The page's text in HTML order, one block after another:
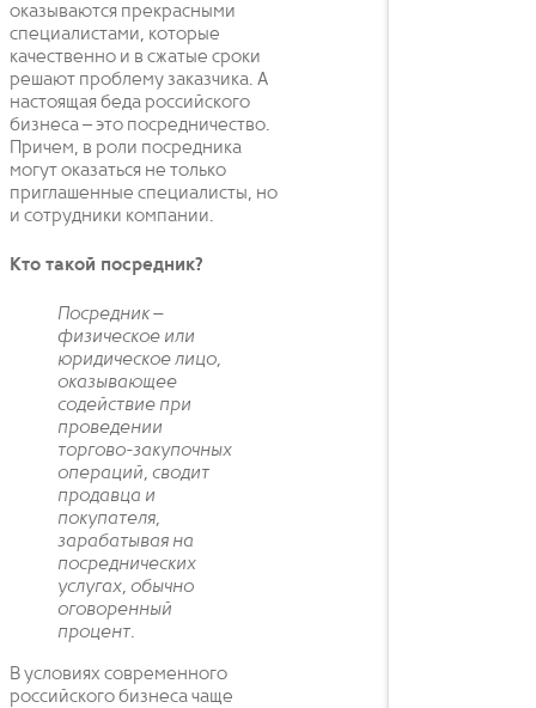
оказываются прекрасными
специалистами, которые
качественно и в сжатые сроки
решают проблему заказчика. А
настоящая беда российского
бизнеса – это посредничество.
Причем, в роли посредника
могут оказаться не только
приглашенные специалисты, но
и сотрудники компании.
Кто такой посредник?
Посредник –
физическое или
юридическое лицо,
оказывающее
содействие при
проведении
торгово-закупочных
операций, сводит
продавца и
покупателя,
зарабатывая на
посреднических
услугах, обычно
оговоренный
процент.
В условиях современного
российского бизнеса чаще